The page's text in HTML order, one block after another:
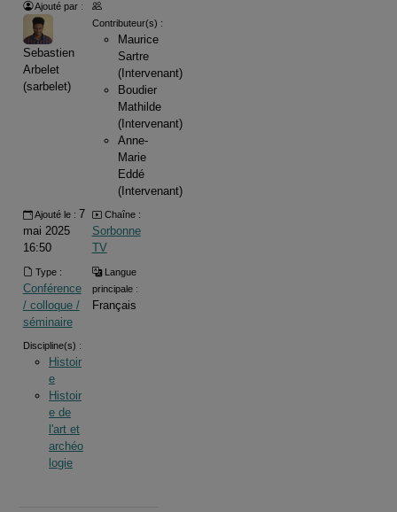
Ajouté par :
Sebastien
Arbelet
(sarbelet)
Contributeur(s) :
Maurice
Sartre
(Intervenant)
Boudier
Mathilde
(Intervenant)
Anne-
Marie
Eddé
(Intervenant)
Ajouté le : 7
mai 2025
16:50
Chaîne :
Sorbonne
TV
Type :
Conférence
/ colloque /
séminaire
Langue
principale :
Français
Discipline(s) :
Histoir
e
Histoir
e de
l'art et
archéo
logie